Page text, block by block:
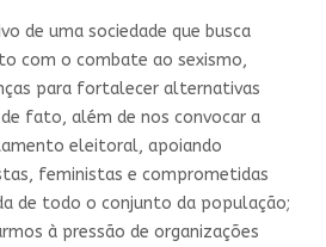
de uma sociedade que busca
com o combate ao sexismo,
para fortalecer alternativas
fato, além de nos convocar a
eleitoral, apoiando
feministas e comprometidas
de todo o conjunto da população;
à pressão de organizações